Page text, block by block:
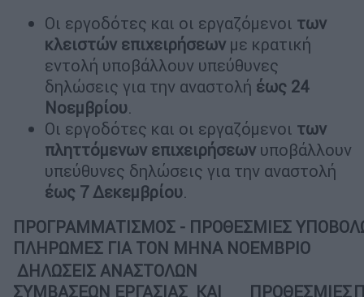
Οι εργοδότες και οι εργαζόμενοι των
κλειστών επιχειρήσεων με κρατική
εντολή υποβάλλουν υπεύθυνες
δηλώσεις για την αναστολή έως 24
Νοεμβρίου.
Οι εργοδότες και οι εργαζόμενοι των
πληττόμενων επιχειρήσεων υποβάλλουν
υπεύθυνες δηλώσεις για την αναστολή
έως 7 Δεκεμβρίου.
ΠΡΟΓΡΑΜΜΑΤΙΣΜΟΣ - ΠΡΟΘΕΣΜΙΕΣ
ΠΛΗΡΩΜΕΣ ΓΙΑ ΤΟΝ ΜΗΝΑ ΝΟΕΜΒΡΙΟ
ΔΗΛΩΣΕΙΣ ΑΝΑΣΤΟΛΩΝ
ΣΥΜΒΑΣΕΩΝ ΕΡΓΑΣΙΑΣ ΚΑΙ
ΠΡΟΘΕΣΜΙΕΣ